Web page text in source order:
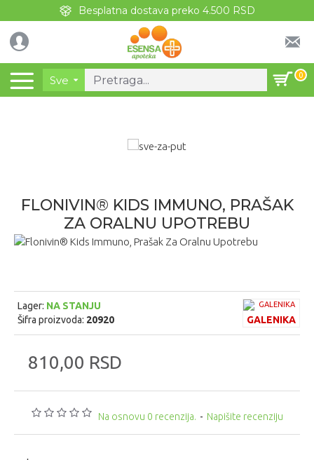
Besplatna dostava preko 4.500 RSD
Sve 0
FLONIVIN® KIDS IMMUNO, PRAŠAK
ZA ORALNU UPOTREBU
Na osnovu 0 recenzija. - Napišite recenziju
810,00 RSD
Lager: NA STANJU
Šifra proizvoda: 20920 GALENIKA